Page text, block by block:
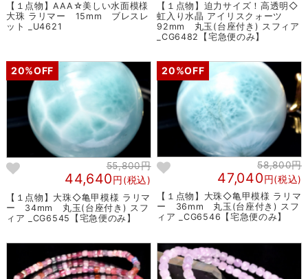
【１点物】AAA☆美しい水面模様
大珠 ラリマー 15mm ブレスレ
ット _U4621
【１点物】迫力サイズ！高透明◇
虹入り水晶 アイリスクォーツ
92mm 丸玉(台座付き) スフィア
_CG6482【宅急便のみ】
20%OFF
55,800円
44,640円(税込)
【１点物】大珠◇亀甲模様 ラリマ
ー 34mm 丸玉(台座付き) スフ
ィア _CG6545【宅急便のみ】
20%OFF
58,800円
47,040円(税込)
【１点物】大珠◇亀甲模様 ラリマ
ー 36mm 丸玉(台座付き) スフ
ィア _CG6546【宅急便のみ】